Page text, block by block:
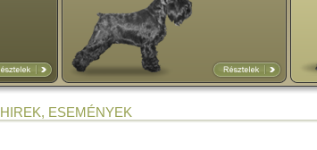
HIREK, ESEMÉNYEK